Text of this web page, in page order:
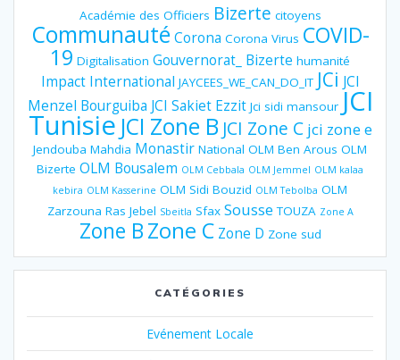
Académie des Officiers Bizerte citoyens
Communauté Corona Corona Virus COVID-
19 Digitalisation Gouvernorat_ Bizerte humanité
Impact International JAYCEES_WE_CAN_DO_IT JCi JCI
Menzel Bourguiba JCI Sakiet Ezzit Jci sidi mansour JCI
Tunisie JCI Zone B JCI Zone C jci zone e
Jendouba Mahdia Monastir National OLM Ben Arous OLM
Bizerte OLM Bousalem OLM Cebbala OLM Jemmel OLM kalaa
kebira OLM Kasserine OLM Sidi Bouzid OLM Tebolba OLM
Zarzouna Ras Jebel Sbeitla Sfax Sousse TOUZA Zone A
Zone BZone C Zone D Zone sud
CATÉGORIES
Evénement Locale